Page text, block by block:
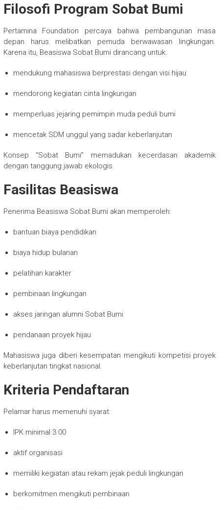
Filosofi Program Sobat Bumi
Pertamina Foundation percaya bahwa pembangunan masa
depan harus melibatkan pemuda berwawasan lingkungan.
Karena itu, Beasiswa Sobat Bumi dirancang untuk:
mendukung mahasiswa berprestasi dengan visi hijau
mendorong kegiatan cinta lingkungan
memperluas jejaring pemimpin muda peduli bumi
mencetak SDM unggul yang sadar keberlanjutan
Konsep “Sobat Bumi” memadukan kecerdasan akademik
dengan tanggung jawab ekologis.
Fasilitas Beasiswa
Penerima Beasiswa Sobat Bumi akan memperoleh:
bantuan biaya pendidikan
biaya hidup bulanan
pelatihan karakter
pembinaan lingkungan
akses jaringan alumni Sobat Bumi
pendanaan proyek hijau
Mahasiswa juga diberi kesempatan mengikuti kompetisi proyek
keberlanjutan tingkat nasional.
Kriteria Pendaftaran
Pelamar harus memenuhi syarat:
IPK minimal 3.00
aktif organisasi
memiliki kegiatan atau rekam jejak peduli lingkungan
berkomitmen mengikuti pembinaan